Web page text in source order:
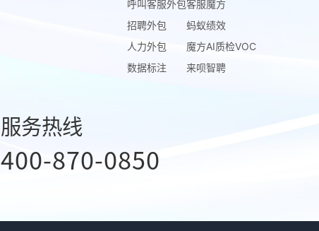
呼叫客服外包
招聘外包
人力外包
数据标注
客服魔方
蚂蚁绩效
魔方AI质检VOC
来呗智聘
服务热线
400-870-0850